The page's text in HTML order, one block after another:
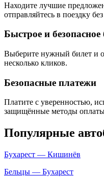
Находите лучшие
отправляйтесь в поездку без
Быстрое и
Выберите нужный билет и
несколько кликов.
Безопасные платежи
Платите с уверенностью,
защищённые методы
Популярные
Бухарест — Кишинёв
Бельцы — Бухарест